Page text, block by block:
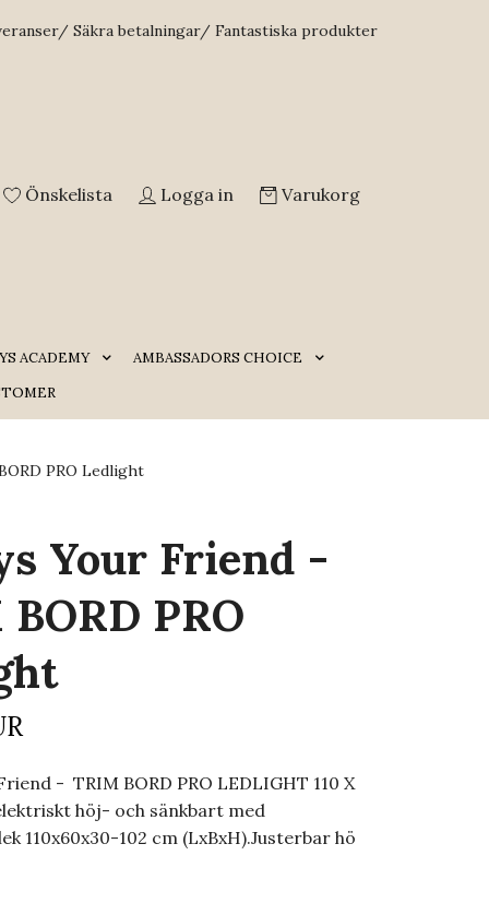
Säkra betalningar/ Fantastiska produkter
Önskelista Logga in Varukorg
ACADEMY
AMBASSADORS CHOICE
PRO Ledlight
Your Friend -
PRO
- TRIM BORD PRO LEDLIGHT 110 X
höj- och sänkbart med
110x60x30-102 cm (LxBxH).Justerbar hö